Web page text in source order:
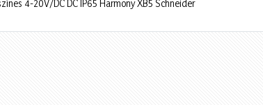
4-20V/DC DC IP65 Harmony XB5 Schneider